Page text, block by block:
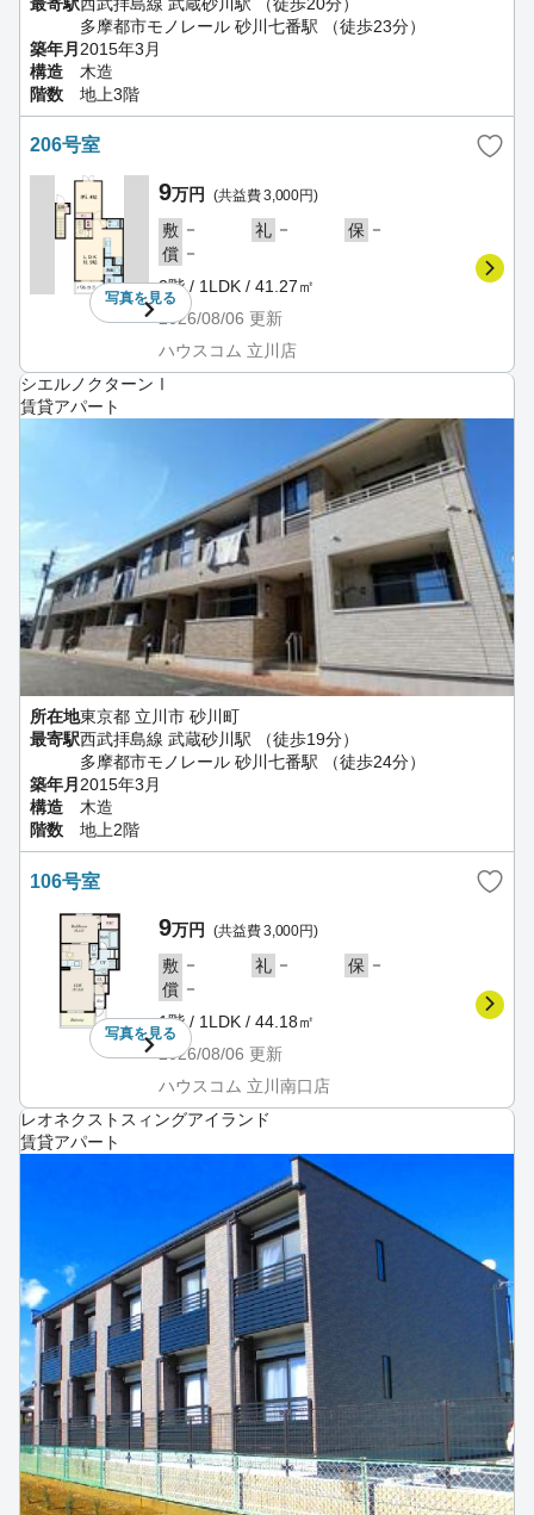
多摩都市モノレール 砂川七番駅 （徒歩23分）
築年月 2015年3月
構造
木造
階数
地上3階
206号室
写真を見る
9万円 (共益費 3,000円)
敷 － 礼 － 保 －
償 －
2階 / 1LDK / 41.27㎡
2026/08/06 更新
ハウスコム 立川店
シエルノクターンⅠ
賃貸アパート
所在地東京都 立川市 砂川町
最寄駅西武拝島線 武蔵砂川駅 （徒歩19分）
多摩都市モノレール 砂川七番駅 （徒歩24分）
築年月 2015年3月
構造
木造
階数
地上2階
106号室
写真を見る
9万円 (共益費 3,000円)
敷 － 礼 － 保 －
償 －
1階 / 1LDK / 44.18㎡
2026/08/06 更新
ハウスコム 立川南口店
レオネクストスィングアイランド
賃貸アパート